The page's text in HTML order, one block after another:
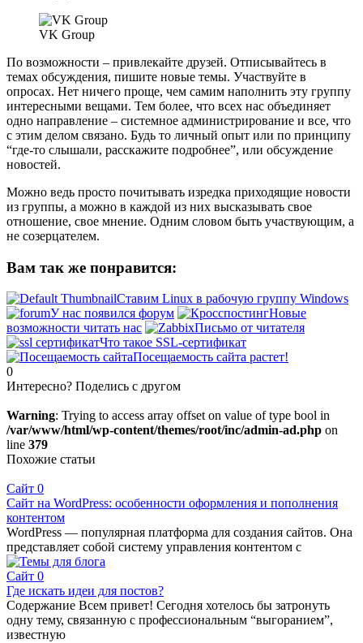
VK Group
По возможности – привлекайте друзей. Отписывайтесь в
темах обсуждения, пишите новые темы. Участвуйте в
опросах. Нет ничего проще, чем самим наполнить эту группу
интересными вещами. Тем более, что всех нас объединяет
одно направление – системное администрирование и все, что
с этим делом связано. Будь то личный опыт или по принципу
“где-то слышали, расскажите подробнее”, или обсуждение
новостей.
Можно ведь просто почитывать изредка приходящие новости
из группы, а можно в каждой из них высказывать свое
отношение, свое мнение. Одним словом быть участвующим, а
не созерцателем.
Вам так же понравится:
Ставим Linux в рабочую группу Windows
У нас появился форум
Новые
возможности читать нас
Письмо от читателя
Что такое SSL-сертификат
Посещаемость сайта растет!
0
Интересно? Поделись с другом
Warning: Trying to access array offset on value of type bool in
/var/www/html/wp-content/themes/root/inc/admin-ad.php on
line 379
Похожие статьи
Сайт 0
Сайт на WordPress: особенности оформления и пополнения
контентом
WordPress — популярная платформа для создания сайтов. Она
представляет собой систему управления контентом с
Сайт 0
Где искать идеи для постов?
Содержание Всем привет! Сегодня хотелось бы затронуть
одну тему, связанную с профессиональным “выгоранием”,
известную